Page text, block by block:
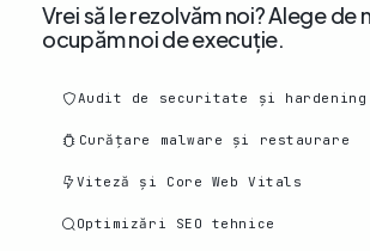
Vrei să le rezolvăm noi? Alege de
ocupăm noi de execuție.
Audit de securitate și hardening
Curățare malware și restaurare
Viteză și Core Web Vitals
Optimizări SEO tehnice